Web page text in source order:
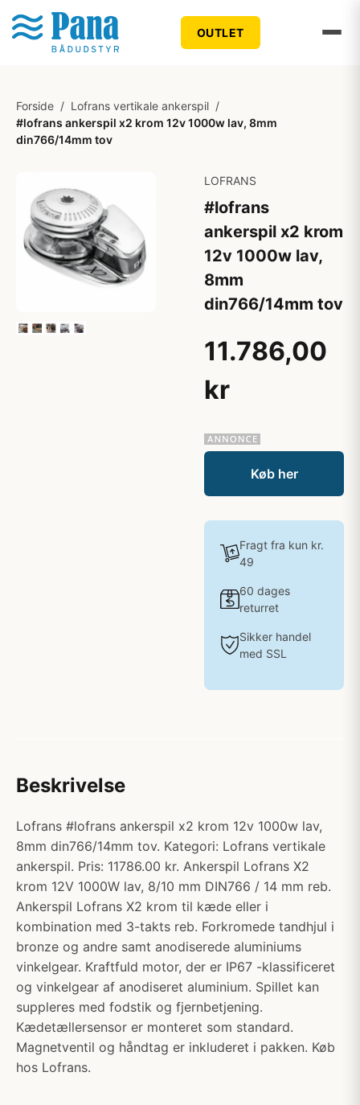
OUTLET
Forside / Lofrans vertikale ankerspil /
#lofrans ankerspil x2 krom 12v 1000w lav, 8mm
din766/14mm tov
LOFRANS
#lofrans
ankerspil x2 krom
12v 1000w lav,
8mm
din766/14mm tov
11.786,00
kr
Køb her
Fragt fra kun kr.
49
60 dages
returret
Sikker handel
med SSL
Beskrivelse
Lofrans #lofrans ankerspil x2 krom 12v 1000w lav,
8mm din766/14mm tov. Kategori: Lofrans vertikale
ankerspil. Pris: 11786.00 kr. Ankerspil Lofrans X2
krom 12V 1000W lav, 8/10 mm DIN766 / 14 mm reb.
Ankerspil Lofrans X2 krom til kæde eller i
kombination med 3-takts reb. Forkromede tandhjul i
bronze og andre samt anodiserede aluminiums
vinkelgear. Kraftfuld motor, der er IP67 -klassificeret
og vinkelgear af anodiseret aluminium. Spillet kan
suppleres med fodstik og fjernbetjening.
Kædetællersensor er monteret som standard.
Magnetventil og håndtag er inkluderet i pakken. Køb
hos Lofrans.